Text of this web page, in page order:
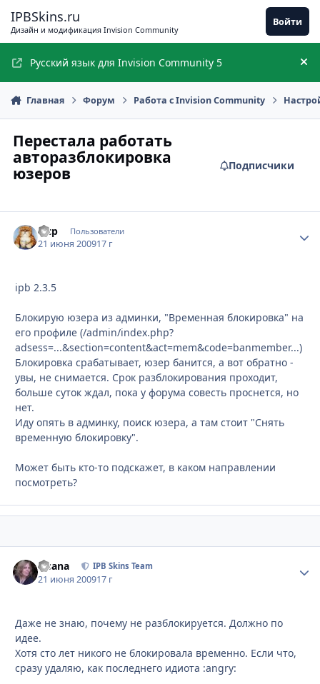
IPBSkins.ru
Дизайн и модификация Invision Community
Войти
Русский язык для Invision Community 5
Главная Форум Работа с Invision Community
Перестала работать
авторазблокировка
юзеров
Подписчики
wcp Пользователи
21 июня 200917 г
ipb 2.3.5
Блокирую юзера из админки, "Временная блокировка" на
его профиле (/admin/index.php?
adsess=...&section=content&act=mem&code=banmember...)
Блокировка срабатывает, юзер банится, а вот обратно -
увы, не снимается. Срок разблокирования проходит,
больше суток ждал, пока у форума совесть проснется, но
нет.
Иду опять в админку, поиск юзера, а там стоит "Снять
временную блокировку".
Может быть кто-то подскажет, в каком направлении
посмотреть?
Fisana IPB Skins Team
21 июня 200917 г
Даже не знаю, почему не разблокируется. Должно по
идее.
Хотя сто лет никого не блокировала временно. Если что,
сразу удаляю, как последнего идиота :angry: